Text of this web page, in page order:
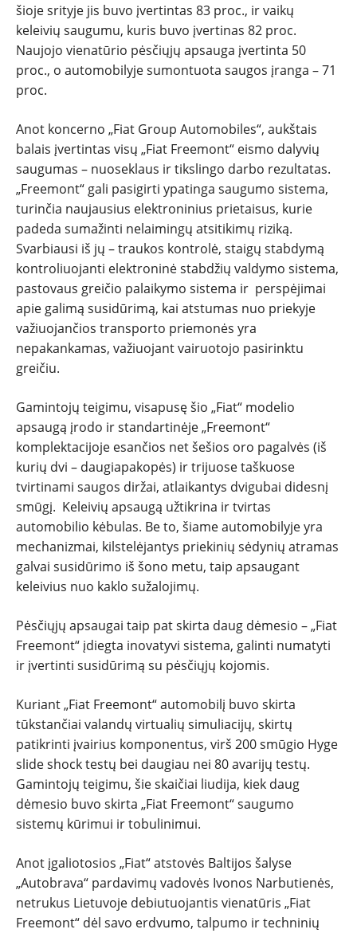
šioje srityje jis buvo įvertintas 83 proc., ir vaikų
keleivių saugumu, kuris buvo įvertinas 82 proc.
Naujojo vienatūrio pėsčiųjų apsauga įvertinta 50
proc., o automobilyje sumontuota saugos įranga – 71
proc.
Anot koncerno „Fiat Group Automobiles“, aukštais
balais įvertintas visų „Fiat Freemont“ eismo dalyvių
saugumas – nuoseklaus ir tikslingo darbo rezultatas.
„Freemont“ gali pasigirti ypatinga saugumo sistema,
turinčia naujausius elektroninius prietaisus, kurie
padeda sumažinti nelaimingų atsitikimų riziką.
Svarbiausi iš jų – traukos kontrolė, staigų stabdymą
kontroliuojanti elektroninė stabdžių valdymo sistema,
pastovaus greičio palaikymo sistema ir perspėjimai
apie galimą susidūrimą, kai atstumas nuo priekyje
važiuojančios transporto priemonės yra
nepakankamas, važiuojant vairuotojo pasirinktu
greičiu.
Gamintojų teigimu, visapusę šio „Fiat“ modelio
apsaugą įrodo ir standartinėje „Freemont“
komplektacijoje esančios net šešios oro pagalvės (iš
kurių dvi – daugiapakopės) ir trijuose taškuose
tvirtinami saugos diržai, atlaikantys dvigubai didesnį
smūgį. Keleivių apsaugą užtikrina ir tvirtas
automobilio kėbulas. Be to, šiame automobilyje yra
mechanizmai, kilstelėjantys priekinių sėdynių atramas
galvai susidūrimo iš šono metu, taip apsaugant
keleivius nuo kaklo sužalojimų.
Pėsčiųjų apsaugai taip pat skirta daug dėmesio – „Fiat
Freemont“ įdiegta inovatyvi sistema, galinti numatyti
ir įvertinti susidūrimą su pėsčiųjų kojomis.
Kuriant „Fiat Freemont“ automobilį buvo skirta
tūkstančiai valandų virtualių simuliacijų, skirtų
patikrinti įvairius komponentus, virš 200 smūgio Hyge
slide shock testų bei daugiau nei 80 avarijų testų.
Gamintojų teigimu, šie skaičiai liudija, kiek daug
dėmesio buvo skirta „Fiat Freemont“ saugumo
sistemų kūrimui ir tobulinimui.
Anot įgaliotosios „Fiat“ atstovės Baltijos šalyse
„Autobrava“ pardavimų vadovės Ivonos Narbutienės,
netrukus Lietuvoje debiutuojantis vienatūris „Fiat
Freemont“ dėl savo erdvumo, talpumo ir techninių